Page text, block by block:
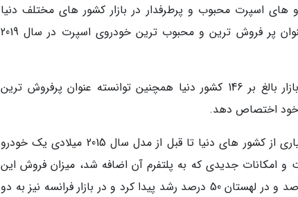
اسپرت محبوب و پرطرفدار در بازار کشور های مختلف دنیا
محسوب می شد، حالا به تازگی 56 سالگی خود را با عنوان پر فروش ترین و محبوب ترین خودروی اسپرت در سال 2019
این خودرو با فروش و عرضه 102 هزار و 90 دستگاه در بازار بالغ بر 146 کشور دنیا همچنین توانسته عنوان پرفروش ترین
خود اختصاص دهد.
بر اساس گزارش وب سایت freep، فورد موستانگ در بسیاری از کشور های دنیا تا قبل از مدل سال 2015 میلادی یک خودرو
از سال 2015 به بعد با قابلیت و امکانات جدیدی که به پلتفرم آن اضافه شد، میزان فروش این
خودرو های اسپرت در سال گذشته میلادی در آلمان 33 درصد و در لهستان 50 درصد رشد پیدا کرد و در بازار فرانسه نیز به دو